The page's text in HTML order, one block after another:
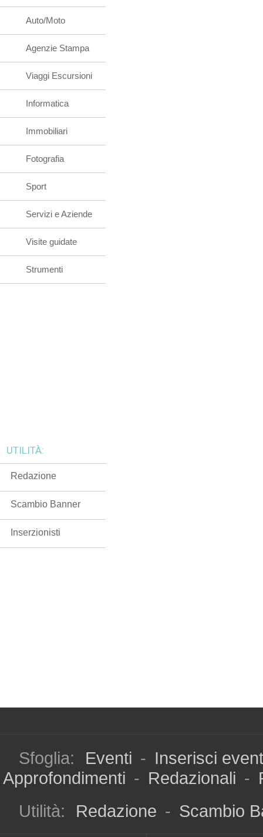
Auto/Moto
Agenzie Stampa
Viaggi Escursioni
Informatica
Immobiliari
Fotografia
Sport
Servizi e Aziende
Visite guidate
Strumenti
UTILITÀ:
Redazione
Scambio Banner
Inserzionisti
Sfoglia: Eventi - Inserisci
Approfondimenti - Redazionali -
Utilità:
Redazione - Scambio